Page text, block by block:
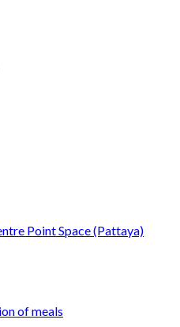
Point Space (Pattaya)
of meals